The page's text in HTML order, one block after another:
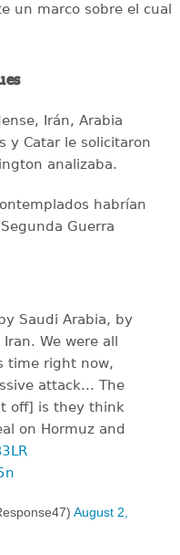
un marco sobre el cual
Irán, Arabia
y Catar le solicitaron
analizaba.
habrían
Guerra
Saudi Arabia, by
We were all
time right now,
attack... The
off] is they think
on Hormuz and
August 2,